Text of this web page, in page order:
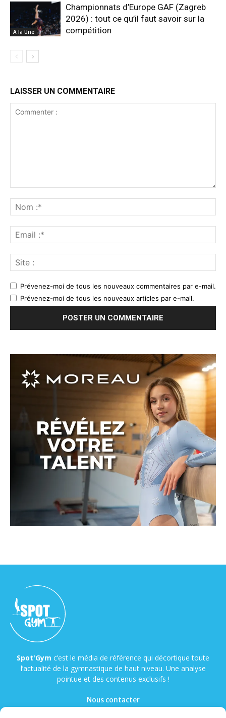
A la Une
Championnats d’Europe GAF (Zagreb
2026) : tout ce qu’il faut savoir sur la
compétition
LAISSER UN COMMENTAIRE
Prévenez-moi de tous les nouveaux commentaires par e-mail.
Prévenez-moi de tous les nouveaux articles par e-mail.
Spot'Gym c’est le média de référence qui décortique toute
l’actualité de la gymnastique de haut niveau. Une analyse
pointue et des contenus exclusifs !
Nous contacter